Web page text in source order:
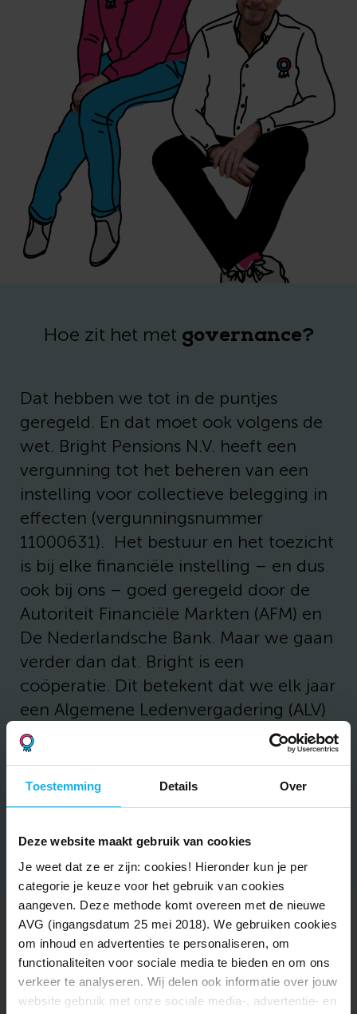
Toestemming Details Over
Deze website maakt gebruik van cookies
Je weet dat ze er zijn: cookies! Hieronder kun je per
categorie je keuze voor het gebruik van cookies
aangeven. Deze methode komt overeen met de nieuwe
AVG (ingangsdatum 25 mei 2018). We gebruiken cookies
om inhoud en advertenties te personaliseren, om
functionaliteiten voor sociale media te bieden en om ons
verkeer te analyseren. Wij delen ook informatie over jouw
website gebruik met onze sociale media-, advertentie- en
Hoe zit het met governance?
Dat hebben we tot in de puntjes
geregeld. En dat moet ook volgens de
wet. Bright Pensions N.V. heeft een
vergunning tot het beheren van een
instelling voor collectieve belegging in
effecten (vergunningsnummer
11000631). Het bestuur en het toezicht
is bij elke financiële instelling – en dus
ook bij ons – goed geregeld door de
Autoriteit Financiële Markten (AFM) en
De Nederlandsche Bank. Maar we gaan
verder dan dat. Bright is een
coöperatie. Dit betekent dat we elk jaar
een Algemene Ledenvergadering (ALV)
hebben. Ieder lid mag hier een punt op
de agenda zetten.
coöperatie
Veelgestelde vragen